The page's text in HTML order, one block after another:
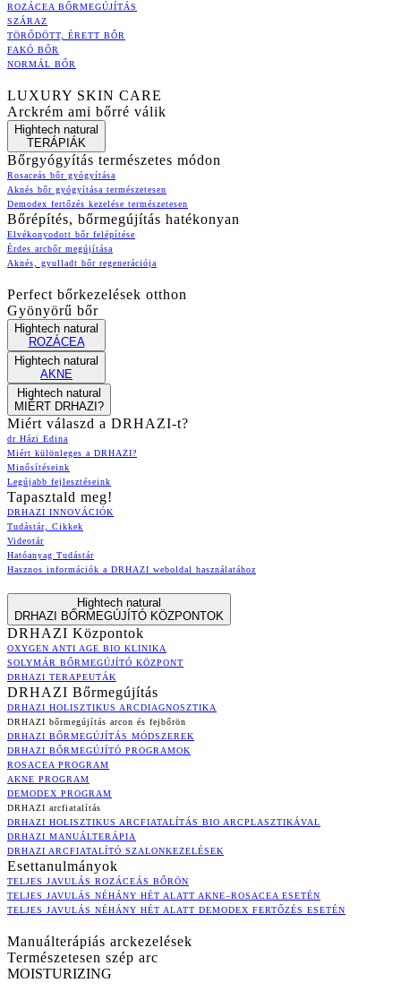
ROZÁCEA BŐRMEGÚJÍTÁS
SZÁRAZ
TÖRŐDÖTT, ÉRETT BŐR
FAKÓ BŐR
NORMÁL BŐR
LUXURY SKIN CARE
Arckrém ami bőrré válik
Hightech natural
TERÁPIÁK
Bőrgyógyítás természetes módon
Rosaceás bőr gyógyítása
Aknés bőr gyógyítása természetesen
Demodex fertőzés kezelése természetesen
Bőrépítés, bőrmegújítás hatékonyan
Elvékonyodott bőr felépítése
Érdes arcbőr megújítása
Aknés, gyulladt bőr regenerációja
Perfect bőrkezelések otthon
Gyönyörű bőr
Hightech natural
ROZÁCEA
Hightech natural
AKNE
Hightech natural
MIÉRT DRHAZI?
Miért válaszd a DRHAZI-t?
dr Házi Edina
Miért különleges a DRHAZI?
Minősítéseink
Legújabb fejlesztéseink
Tapasztald meg!
DRHAZI INNOVÁCIÓK
Tudástár, Cikkek
Videotár
Hatóanyag Tudástár
Hasznos információk a DRHAZI weboldal használatához
Hightech natural
DRHAZI BŐRMEGÚJÍTÓ KÖZPONTOK
DRHAZI Központok
OXYGEN ANTI AGE BIO KLINIKA
SOLYMÁR BŐRMEGÚJÍTÓ KÖZPONT
DRHAZI TERAPEUTÁK
DRHAZI Bőrmegújítás
DRHAZI HOLISZTIKUS ARCDIAGNOSZTIKA
DRHAZI bőrmegújítás arcon és fejbőrön
DRHAZI BŐRMEGÚJÍTÁS MÓDSZEREK
DRHAZI BŐRMEGÚJÍTÓ PROGRAMOK
ROSACEA PROGRAM
AKNE PROGRAM
DEMODEX PROGRAM
DRHAZI arcfiatalítás
DRHAZI HOLISZTIKUS ARCFIATALÍTÁS BIO ARCPLASZTIKÁVAL
DRHAZI MANUÁLTERÁPIA
DRHAZI ARCFIATALÍTÓ SZALONKEZELÉSEK
Esettanulmányok
TELJES JAVULÁS ROZÁCEÁS BŐRÖN
TELJES JAVULÁS NÉHÁNY HÉT ALATT AKNE–ROSACEA ESETÉN
TELJES JAVULÁS NÉHÁNY HÉT ALATT DEMODEX FERTŐZÉS ESETÉN
Manuálterápiás arckezelések
Természetesen szép arc
MOISTURIZING